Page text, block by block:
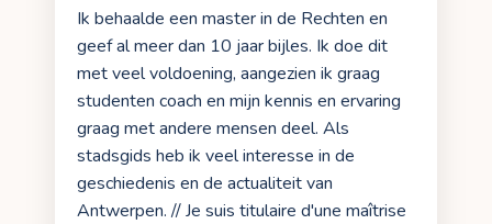
Ik behaalde een master in de Rechten en
geef al meer dan 10 jaar bijles. Ik doe dit
met veel voldoening, aangezien ik graag
studenten coach en mijn kennis en ervaring
graag met andere mensen deel. Als
stadsgids heb ik veel interesse in de
geschiedenis en de actualiteit van
Antwerpen. // Je suis titulaire d'une maîtrise